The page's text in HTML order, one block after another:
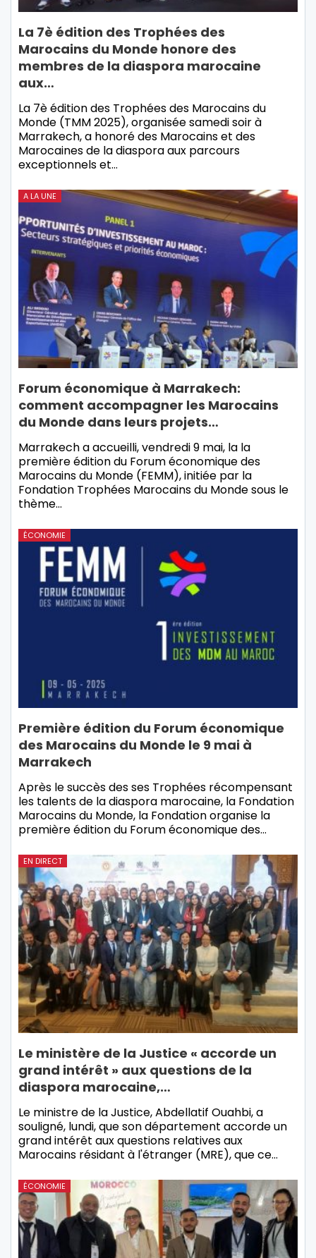
La 7è édition des Trophées des
Marocains du Monde honore des
membres de la diaspora marocaine
aux…
La 7è édition des Trophées des Marocains du
Monde (TMM 2025), organisée samedi soir à
Marrakech, a honoré des Marocains et des
Marocaines de la diaspora aux parcours
exceptionnels et…
A LA UNE
Forum économique à Marrakech:
comment accompagner les Marocains
du Monde dans leurs projets…
Marrakech a accueilli, vendredi 9 mai, la la
première édition du Forum économique des
Marocains du Monde (FEMM), initiée par la
Fondation Trophées Marocains du Monde sous le
thème…
ÉCONOMIE
Première édition du Forum économique
des Marocains du Monde le 9 mai à
Marrakech
Après le succès des ses Trophées récompensant
les talents de la diaspora marocaine, la Fondation
Marocains du Monde, la Fondation organise la
première édition du Forum économique des…
EN DIRECT
Le ministère de la Justice « accorde un
grand intérêt » aux questions de la
diaspora marocaine,…
Le ministre de la Justice, Abdellatif Ouahbi, a
souligné, lundi, que son département accorde un
grand intérêt aux questions relatives aux
Marocains résidant à l'étranger (MRE), que ce…
ÉCONOMIE